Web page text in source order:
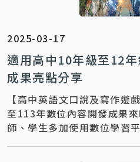
2025-03-17
適用高中10年級至12
成果亮點分享
【高中英語文口說及寫作遊
至113年數位內容開發成果
師、學生多加使用數位學習